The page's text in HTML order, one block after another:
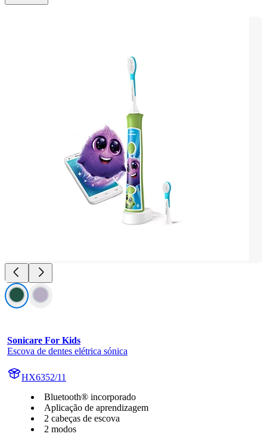
Sonicare For Kids
Escova de dentes elétrica sónica
HX6352/11
Bluetooth® incorporado
Aplicação de aprendizagem
2 cabeças de escova
2 modos